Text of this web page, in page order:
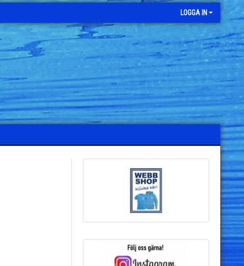
LOGGA IN